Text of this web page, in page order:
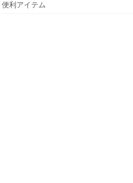
便利アイテム